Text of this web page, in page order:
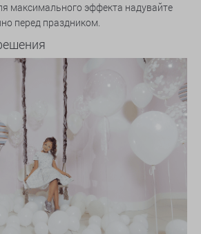
максимального эффекта надувайте
перед праздником.